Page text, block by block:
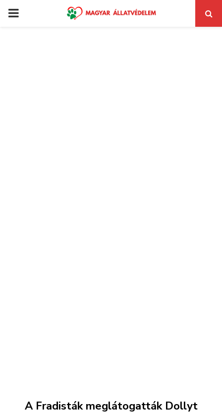
PRIMARY
A Fradisták meglátogatták Dollyt